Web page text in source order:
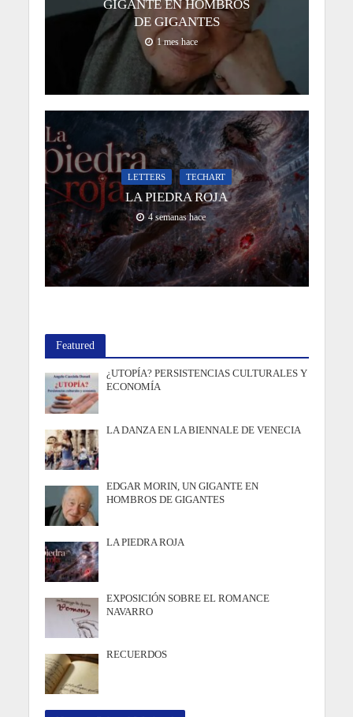
GIGANTE EN HOMBROS
DE GIGANTES
1 mes hace
LETTERS TECHART
LA PIEDRA ROJA
4 semanas hace
Featured
¿UTOPÍA? PERSISTENCIAS CULTURALES Y
ECONOMÍA
LA DANZA EN LA BIENNALE DE VENECIA
EDGAR MORIN, UN GIGANTE EN
HOMBROS DE GIGANTES
LA PIEDRA ROJA
EXPOSICIÓN SOBRE EL ROMANCE
NAVARRO
RECUERDOS